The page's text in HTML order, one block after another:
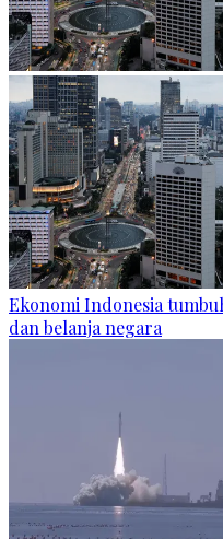
Ekonomi Indonesia
dan belanja negara